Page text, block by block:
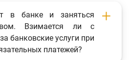
в банке и заняться
Взимается ли с
банковские услуги при
платежей?